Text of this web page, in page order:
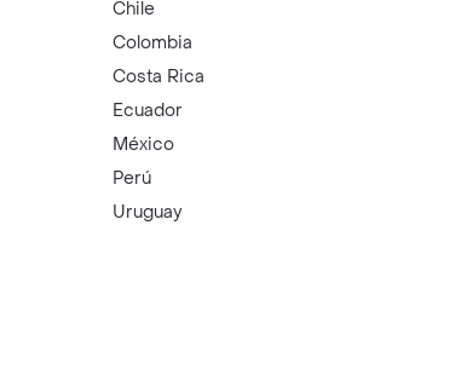
Chile
Colombia
Costa Rica
Ecuador
México
Perú
Uruguay